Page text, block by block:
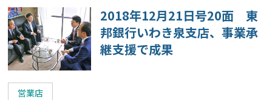
2018年12月21日号20面 東
邦銀行いわき泉支店、事業承
継支援で成果
営業店